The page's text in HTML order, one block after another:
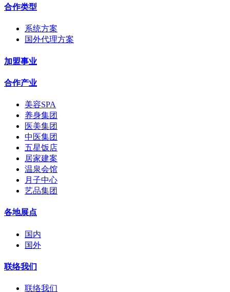
合作类型
系统方案
国外代理方案
加盟事业
合作产业
美容SPA
养身集团
医美集团
中医集团
五星饭店
居家建案
温泉会馆
月子中心
艺品集团
各地展点
国内
国外
联络我们
联络我们